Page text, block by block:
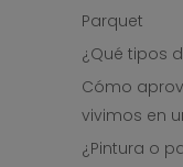
Parquet
¿Qué tipos
Cómo
vivimos en
¿Pintura o